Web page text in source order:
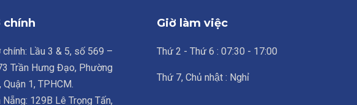
chính
chính: Lầu 3 & 5, số 569 –
Trần Hưng Đạo, Phường
Quận 1, TPHCM.
129B Lê Trọng Tấn,
Giờ làm việc
Thứ 2 - Thứ 6 : 07:30 - 17:00
Thứ 7, Chủ nhật : Nghỉ